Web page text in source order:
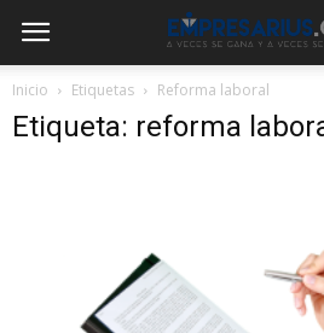
Inicio Etiquetas Reforma laboral
Etiqueta: reforma